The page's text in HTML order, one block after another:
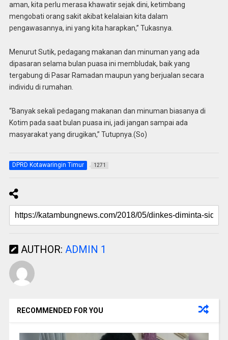
aman, kita perlu merasa khawatir sejak dini, ketimbang
mengobati orang sakit akibat kelalaian kita dalam
pengawasannya, ini yang kita harapkan,” Tukasnya.
Menurut Sutik, pedagang makanan dan minuman yang ada
dipasaran selama bulan puasa ini membludak, baik yang
tergabung di Pasar Ramadan maupun yang berjualan secara
individu di rumahan.
“Banyak sekali pedagang makanan dan minuman biasanya di
Kotim pada saat bulan puasa ini, jadi jangan sampai ada
masyarakat yang dirugikan,” Tutupnya.(So)
DPRD Kotawaringin Timur 1271
AUTHOR: ADMIN 1
RECOMMENDED FOR YOU